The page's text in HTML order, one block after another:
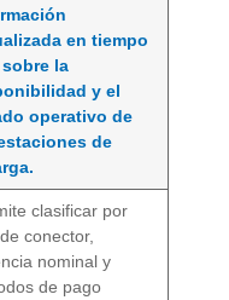
en tiempo
sobre la
y el
operativo de
de
clasificar por
conector,
nominal y
de pago